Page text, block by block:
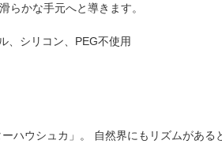
らかな手元へと導きます。
、シリコン、PEG不使用
ハウシュカ」。 自然界にもリズムがあ